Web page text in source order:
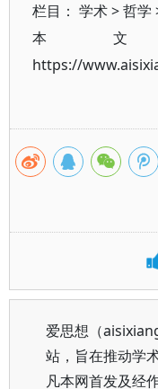
栏目： 学术>哲学
本
https://
爱思想（
站，旨在推动学
凡本网首发及经